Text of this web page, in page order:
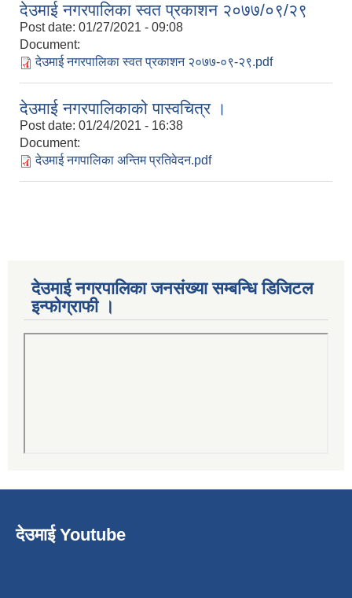
देउमाई नगरपालिका स्वत प्रकाशन २०७७/०९/२९
Post date: 01/27/2021 - 09:08
Document:
देउमाई नगरपालिका स्वत प्रकाशन २०७७-०९-२९.pdf
देउमाई नगरपालिकाको पास्वचित्र ।
Post date: 01/24/2021 - 16:38
Document:
देउमाई नगपालिका अन्तिम प्रतिवेदन.pdf
देउमाई नगरपालिका जनसंख्या सम्बन्धि डिजिटल
इन्फोग्राफी ।
देउमाई Youtube